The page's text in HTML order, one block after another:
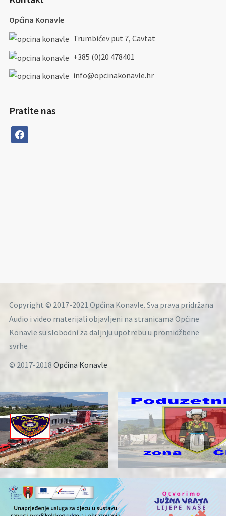
Općina Konavle
Trumbićev put 7, Cavtat
+385 (0)20 478401
info@opcinakonavle.hr
Pratite nas
facebook
Copyright © 2017-2021 Općina Konavle. Sva prava pridržana
Audio i video materijali objavljeni na stranicama Općine
Konavle su slobodni za daljnju upotrebu u promidžbene
svrhe
© 2017-2018 Općina Konavle